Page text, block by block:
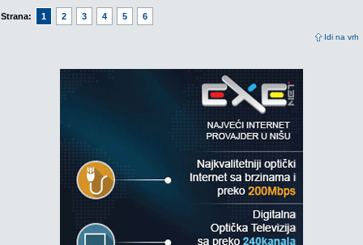
Strana: 1 2 3 4 5 6
Idi na vrh